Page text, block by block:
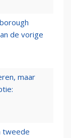
de vorige
maar
tweede